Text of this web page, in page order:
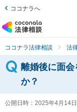
ココナラへ
ココナラ法律相談 法
離婚後に面
か？
公開日時： 2025年4月14